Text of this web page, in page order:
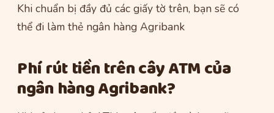
Khi chuẩn bị đầy đủ các giấy tờ trên, bạn sẽ có
thể đi làm thẻ ngân hàng Agribank
Phí rút tiền trên cây ATM của
ngân hàng Agribank?